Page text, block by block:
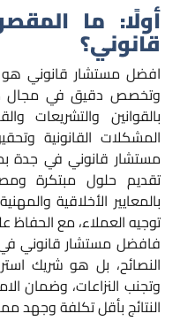
أولًا: ما
قانوني؟
افضل مستشار قانوني
وتخصص دقيق في مجال
بالقوانين والتشريعات
المشكلات القانونية
مستشار قانوني في جدة
تقديم حلول مبتكرة
بالمعايير الأخلاقية
توجيه العملاء، مع الحفاظ
فافضل مستشار قانوني
النصائح، بل هو شريك
وتجنب النزاعات، وضمان
النتائج بأقل تكلفة وجهد